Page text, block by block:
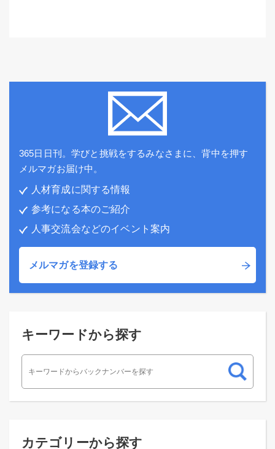
365日日刊。学びと挑戦をするみなさまに、背中を押す
メルマガお届け中。
人材育成に関する情報
参考になる本のご紹介
人事交流会などのイベント案内
メルマガを登録する
キーワードから探す
カテゴリーから探す